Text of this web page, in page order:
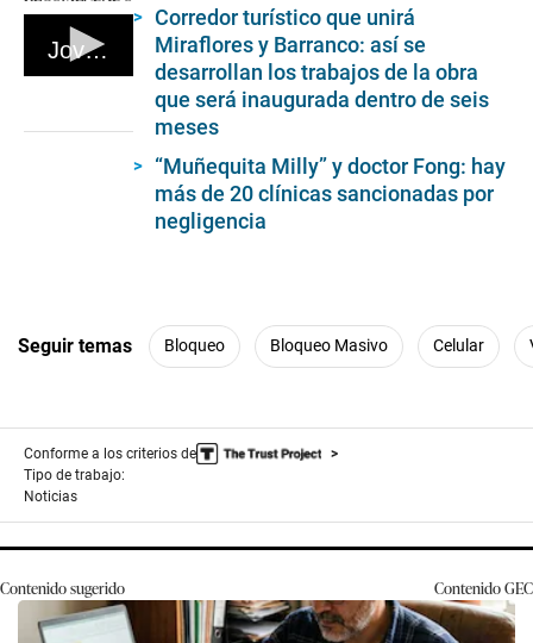
Joven fue baleado tras resistirse al robo de su celular y laptop en el Callao (Video: América Noticias)
Corredor turístico que unirá
Miraflores y Barranco: así se
desarrollan los trabajos de la obra
que será inaugurada dentro de seis
meses
“Muñequita Milly” y doctor Fong: hay
más de 20 clínicas sancionadas por
negligencia
Seguir temas Bloqueo Bloqueo Masivo Celular
Conforme a los criterios de
Tipo de trabajo:
Noticias
Contenido sugerido ContenidoGEC